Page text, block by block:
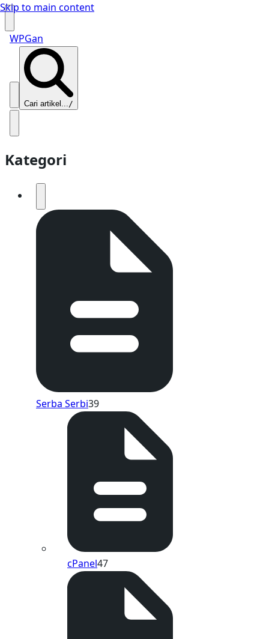
Skip to main content
WPGan
Cari artikel.../
Kategori
Serba Serbi39
cPanel47